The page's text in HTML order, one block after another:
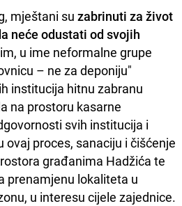
mještani su zabrinuti za život
neće odustati od svojih
u ime neformalne grupe
– ne za deponiju"
institucija hitnu zabranu
na prostoru kasarne
svih institucija i
ovaj proces, sanaciju i čišćenje
građanima Hadžića te
prenamjenu lokaliteta u
u interesu cijele zajednice.